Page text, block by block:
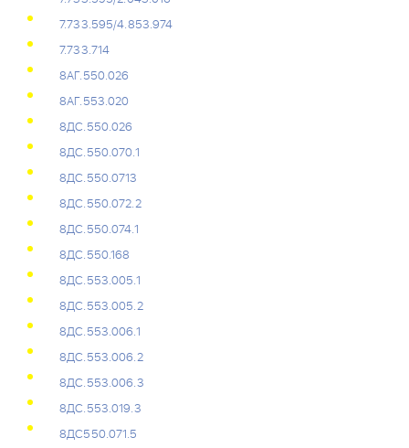
7.733.595/4.853.974
7.733.714
8АГ.550.026
8АГ.553.020
8ДС.550.026
8ДС.550.070.1
8ДС.550.0713
8ДС.550.072.2
8ДС.550.074.1
8ДС.550.168
8ДС.553.005.1
8ДС.553.005.2
8ДС.553.006.1
8ДС.553.006.2
8ДС.553.006.3
8ДС.553.019.3
8ДС550.071.5